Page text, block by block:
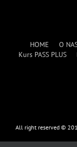
HOME O
Kurs PASS PLUS
All right reserved ©